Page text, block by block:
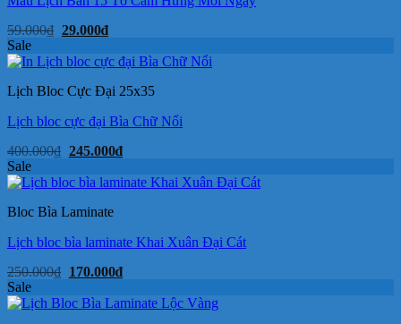
59.000₫ Giá
là:
59.000₫.
29.000₫Giá
tại
là:
29.000₫.
Sale
Lịch Bloc Cực Đại 25x35
Lịch bloc cực đại Bìa Chữ Nổi
400.000₫ Giá
là:
400.000₫.
245.000₫Giá
tại
là:
Sale
Bloc Bìa Laminate
Lịch bloc bìa laminate Khai Xuân Đại Cát
250.000₫ Giá
là:
250.000₫.
170.000₫Giá
tại
là:
Sale